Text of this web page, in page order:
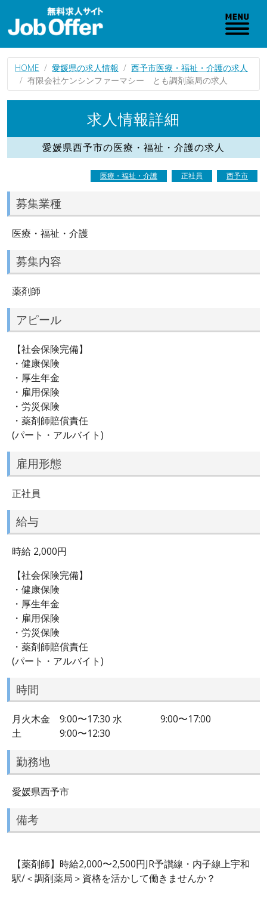
HOME 愛媛県の求人情報
西予市医療・福祉・介護の求人
有限会社ケンシンファーマシー とも調剤薬局の求人
求人情報詳細
愛媛県西予市の医療・福祉・介護の求人
医療・福祉・介護 正社員 西予市
募集業種
医療・福祉・介護
募集内容
薬剤師
アピール
【社会保険完備】
・健康保険
・厚生年金
・雇用保険
・労災保険
・薬剤師賠償責任
(パート・アルバイト)
雇用形態
正社員
給与
時給 2,000円
【社会保険完備】
・健康保険
・厚生年金
・雇用保険
・労災保険
・薬剤師賠償責任
(パート・アルバイト)
時間
月火木金 9:00〜17:30 水 9:00〜17:00
土 9:00〜12:30
勤務地
愛媛県西予市
備考
【薬剤師】時給2,000〜2,500円JR予讃線・内子線上宇和
駅/＜調剤薬局＞資格を活かして働きませんか？